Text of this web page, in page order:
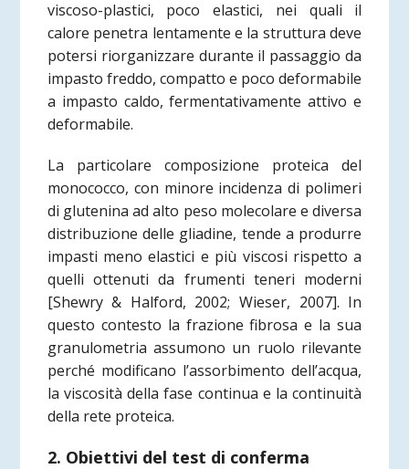
viscoso-plastici, poco elastici, nei quali il
calore penetra lentamente e la struttura deve
potersi riorganizzare durante il passaggio da
impasto freddo, compatto e poco deformabile
a impasto caldo, fermentativamente attivo e
deformabile.
La particolare composizione proteica del
monococco, con minore incidenza di polimeri
di glutenina ad alto peso molecolare e diversa
distribuzione delle gliadine, tende a produrre
impasti meno elastici e più viscosi rispetto a
quelli ottenuti da frumenti teneri moderni
[Shewry & Halford, 2002; Wieser, 2007]. In
questo contesto la frazione fibrosa e la sua
granulometria assumono un ruolo rilevante
perché modificano l’assorbimento dell’acqua,
la viscosità della fase continua e la continuità
della rete proteica.
2. Obiettivi del test di conferma